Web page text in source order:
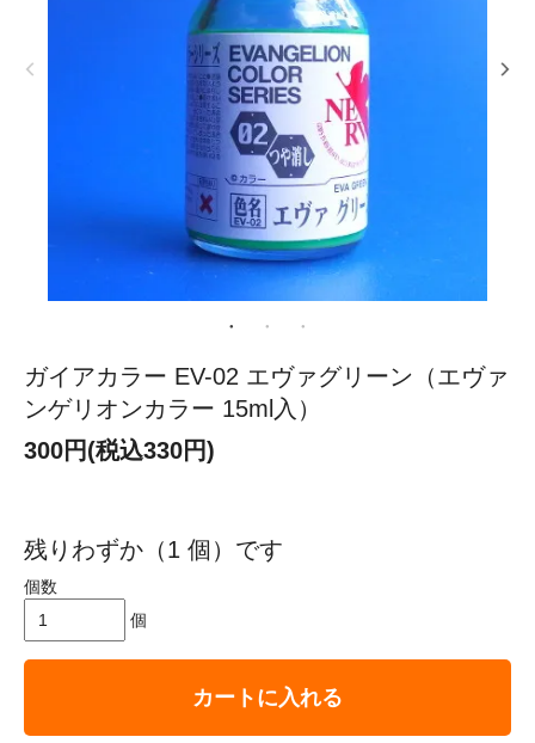
ガイアカラー EV-02 エヴァグリーン（エヴァ
ンゲリオンカラー 15ml入）
300円(税込330円)
残りわずか（1 個）です
個数
個
カートに入れる